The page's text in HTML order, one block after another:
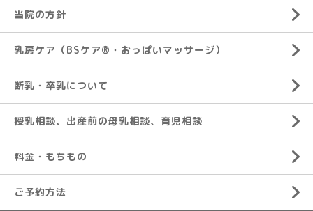
当院の方針
乳房ケア（BSケア®︎・おっぱいマッサージ）
断乳・卒乳について
授乳相談、出産前の母乳相談、育児相談
料金・もちもの
ご予約方法